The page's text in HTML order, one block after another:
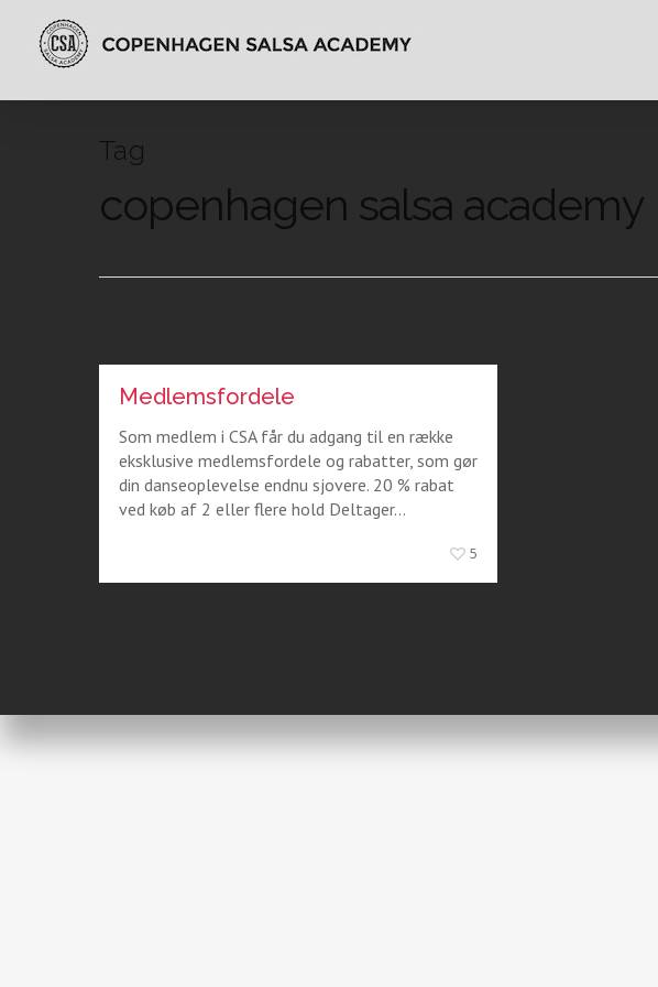
Tag
copenhagen salsa academy
Medlemsfordele
Som medlem i CSA får du adgang til en række
eksklusive medlemsfordele og rabatter, som gør
din danseoplevelse endnu sjovere. 20 % rabat
ved køb af 2 eller flere hold Deltager...
5